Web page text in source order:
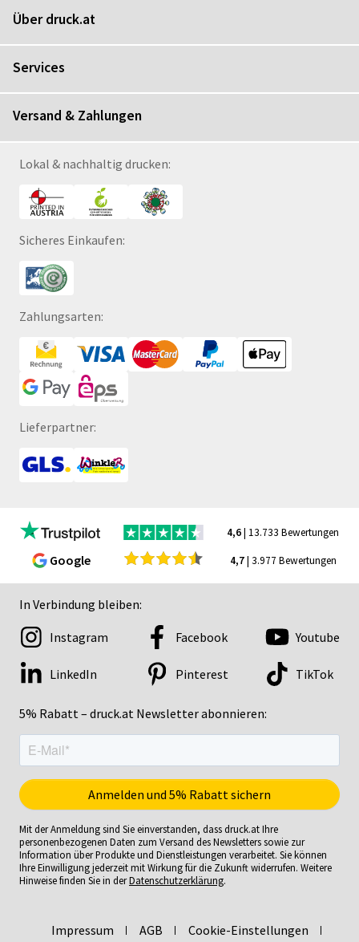
Über druck.at
Services
Versand & Zahlungen
Lokal & nachhaltig drucken:
Sicheres Einkaufen:
Zahlungsarten:
Lieferpartner:
4,6| 13.733 Bewertungen
Google 4,7| 3.977 Bewertungen
In Verbindung bleiben:
5% Rabatt – druck.at Newsletter abonnieren:
Instagram Facebook Youtube
LinkedIn Pinterest TikTok
Mit der Anmeldung sind Sie einverstanden, dass druck.at Ihre
personenbezogenen Daten zum Versand des Newsletters sowie zur
Information über Produkte und Dienstleistungen verarbeitet. Sie können
Ihre Einwilligung jederzeit mit Wirkung für die Zukunft widerrufen. Weitere
Hinweise finden Sie in derDatenschutzerklärung.
Impressum AGB Cookie-Einstellungen